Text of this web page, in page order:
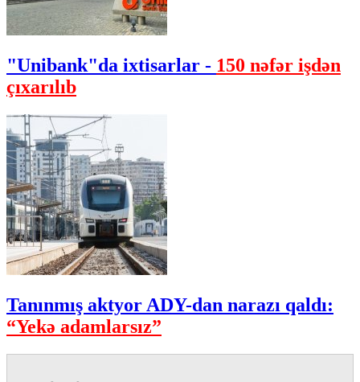
"Unibank"da ixtisarlar - 150 nəfər işdən
çıxarılıb
Tanınmış aktyor ADY-dan narazı qaldı:
“Yekə adamlarsız”